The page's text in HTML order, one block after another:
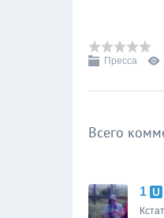
Пресса
Всего
1